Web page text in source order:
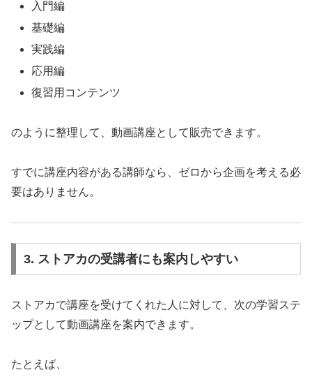
入門編
基礎編
実践編
応用編
復習用コンテンツ
のように整理して、動画講座として販売できます。
すでに講座内容がある講師なら、ゼロから企画を考える必
要はありません。
3. ストアカの受講者にも案内しやすい
ストアカで講座を受けてくれた人に対して、次の学習ステ
ップとして動画講座を案内できます。
たとえば、